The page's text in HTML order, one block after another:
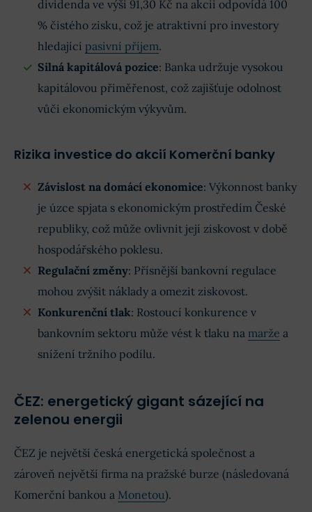
dividenda ve výši 91,30 Kč na akcii odpovídá 100
% čistého zisku, což je atraktivní pro investory
hledající pasivní příjem.
Silná kapitálová pozice: Banka udržuje vysokou
kapitálovou přiměřenost, což zajišťuje odolnost
vůči ekonomickým výkyvům.
Rizika investice do akcií Komerční banky
Závislost na domácí ekonomice: Výkonnost banky
je úzce spjata s ekonomickým prostředím České
republiky, což může ovlivnit její ziskovost v době
hospodářského poklesu.
Regulační změny: Přísnější bankovní regulace
mohou zvýšit náklady a omezit ziskovost.
Konkurenční tlak: Rostoucí konkurence v
bankovním sektoru může vést k tlaku na marže a
snížení tržního podílu.
ČEZ: energetický gigant sázející na
zelenou energii
ČEZ je největší česká energetická společnost a
zároveň největší firma na pražské burze (následovaná
Komerční bankou a Monetou).